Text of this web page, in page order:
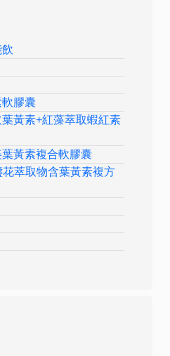
膠囊
黃素+紅藻萃取蝦紅素
黃素複合軟膠囊
萃取物含葉黃素複方